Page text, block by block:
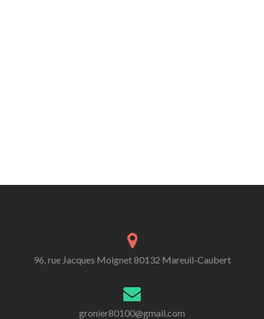
96, rue Jacques Moignet 80132 Mareuil-Caubert
gronier80100@gmail.com